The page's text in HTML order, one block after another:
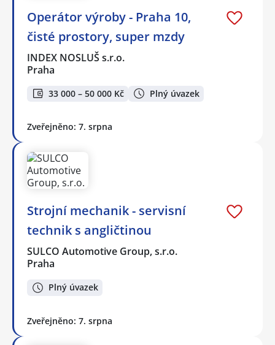
Operátor výroby - Praha 10,
čisté prostory, super mzdy
INDEX NOSLUŠ s.r.o.
Praha
33 000 – 50 000 Kč Plný úvazek
Zveřejněno: 7. srpna
Strojní mechanik - servisní
technik s angličtinou
SULCO Automotive Group, s.r.o.
Praha
Plný úvazek
Zveřejněno: 7. srpna